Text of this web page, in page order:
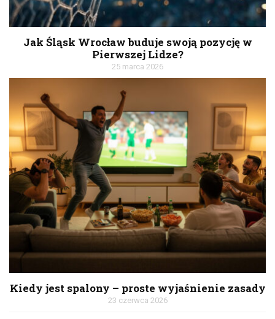
Jak Śląsk Wrocław buduje swoją pozycję w
Pierwszej Lidze?
25 marca 2026
Kiedy jest spalony – proste wyjaśnienie zasady
23 czerwca 2026